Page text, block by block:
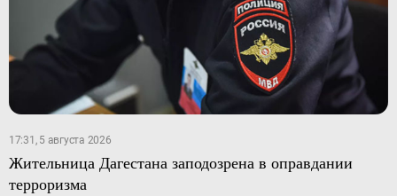
17:31, 5 августа 2026
Жительница Дагестана заподозрена в оправдании
терроризма